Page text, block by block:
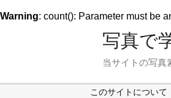
Warning: count(): Parameter must be
写真で
当サイトの写真
このサイトについて